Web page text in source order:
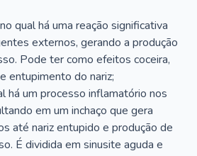
qual há uma reação significativa
externos, gerando a produção
Pode ter como efeitos coceira,
entupimento do nariz;
há um processo inflamatório nos
em um inchaço que gera
até nariz entupido e produção de
É dividida em sinusite aguda e